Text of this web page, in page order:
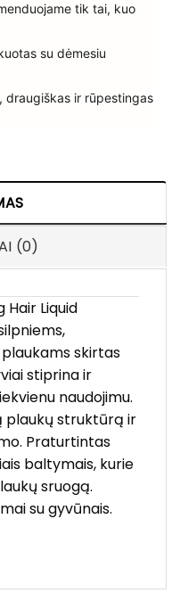
tik tai, kuo
su dėmesiu
draugiškas ir rūpestingas
(0)
Hair Liquid
skirtas
stiprina ir
naudojimu.
plaukų struktūrą ir
Praturtintas
baltymais, kurie
sruogą.
su gyvūnais.